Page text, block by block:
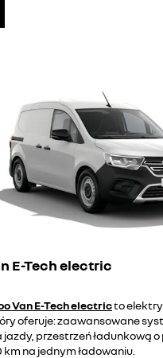
E-Tech electric
Van E-Tech electricto
oferuje: zaawansowane
przestrzeń ładunkową o
km na jednym ładowaniu.